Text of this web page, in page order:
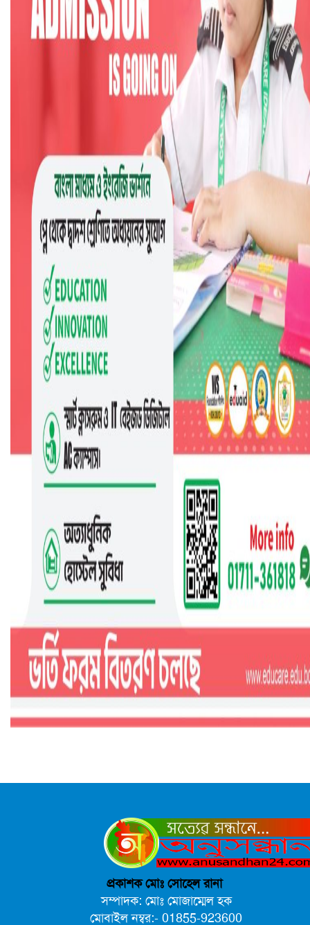
প্রকাশক মোঃ সোহেল রানা
সম্পাদক: মোঃ মোজাম্মেল হক
মোবাইল নম্বর:- 01855-923600